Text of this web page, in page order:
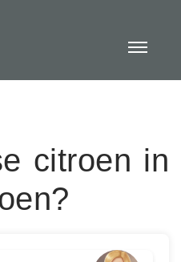
citroen in